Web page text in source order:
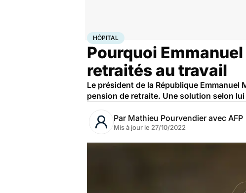
AccueilSantéSociété
HÔPITAL
Pourquoi
retraités au travail
Le président de la République
pension de retraite. Une solution selon
Par Mathieu Pourvendier avec AFP
Mis à jour le 27/10/2022